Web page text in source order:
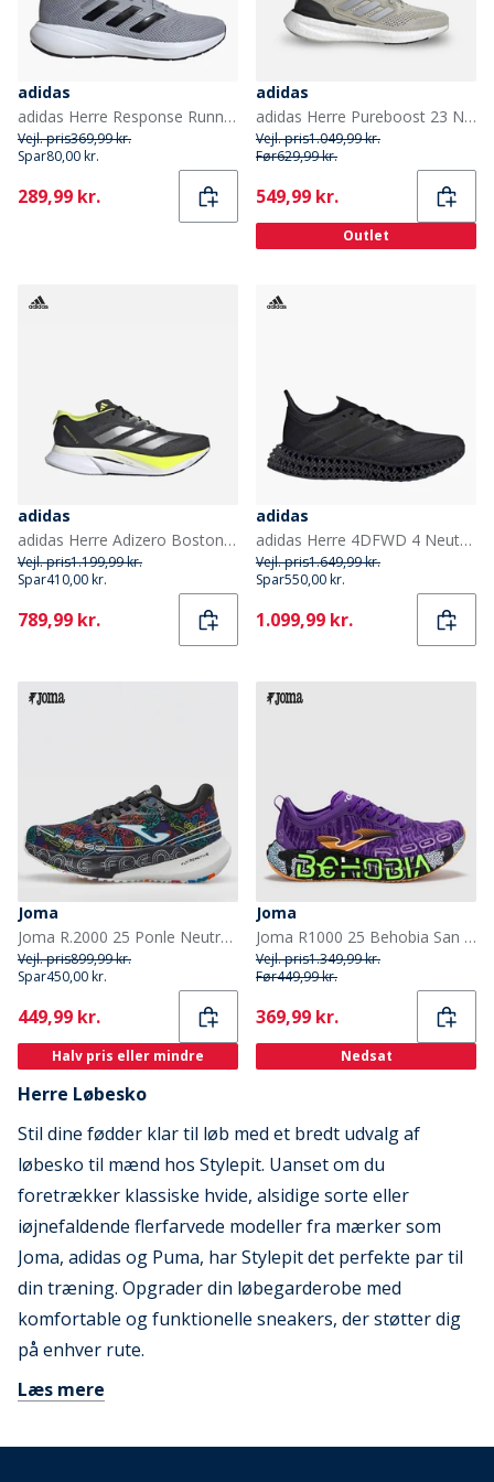
adidas
adidas Herre Response Runner Neutrale Løbesko Halo Silver/Core Black/Grå
Vejl. pris369,99 kr.
Spar80,00 kr.
Current
289,99 kr.
adidas
adidas Herre Pureboost 23 Neutrale Løbesko Putty Grey/Silver Metallic/Core Black
Vejl. pris1.049,99 kr.
Før629,99 kr.
Current
549,99 kr.
Outlet
adidas
adidas Herre Adizero Boston 12 Lightstrike Pro Neutrale Løbesko Aurora Ink/Silver Metallic/Pulse Lime
Vejl. pris1.199,99 kr.
Spar410,00 kr.
Current
789,99 kr.
adidas
adidas Herre 4DFWD 4 Neutral Løbesko Core Black/Core Black/Core Black
Vejl. pris1.649,99 kr.
Spar550,00 kr.
Current
1.099,99 kr.
Joma
Joma R.2000 25 Ponle Neutral Løbesko Sort
Vejl. pris899,99 kr.
Spar450,00 kr.
Current
449,99 kr.
Halv pris eller mindre
Joma
Joma R1000 25 Behobia San Sebastian Kulfiberplade Neutrale Løbesko Lilla
Vejl. pris1.349,99 kr.
Før449,99 kr.
Current
369,99 kr.
Nedsat
Herre Løbesko
Stil dine fødder klar til løb med et bredt udvalg af
løbesko til mænd hos Stylepit. Uanset om du
foretrækker klassiske hvide, alsidige sorte eller
iøjnefaldende flerfarvede modeller fra mærker som
Joma, adidas og Puma, har Stylepit det perfekte par til
din træning. Opgrader din løbegarderobe med
komfortable og funktionelle sneakers, der støtter dig
på enhver rute.
Læs mere